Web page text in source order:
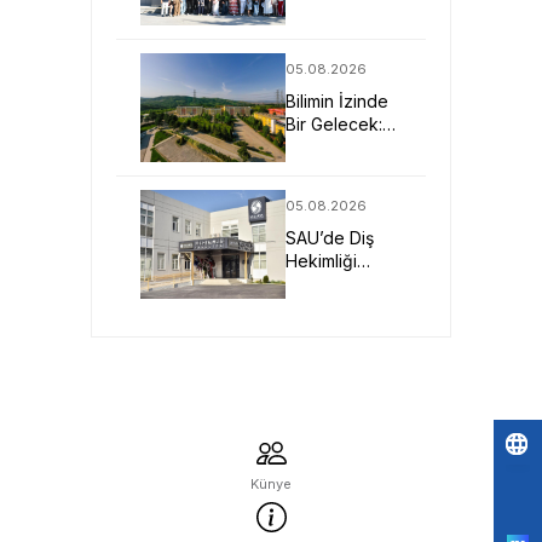
Tanıdı
05.08.2026
Bilimin İzinde
Bir Gelecek:
05.08.2026
SAU’de Diş
Hekimliği
Künye